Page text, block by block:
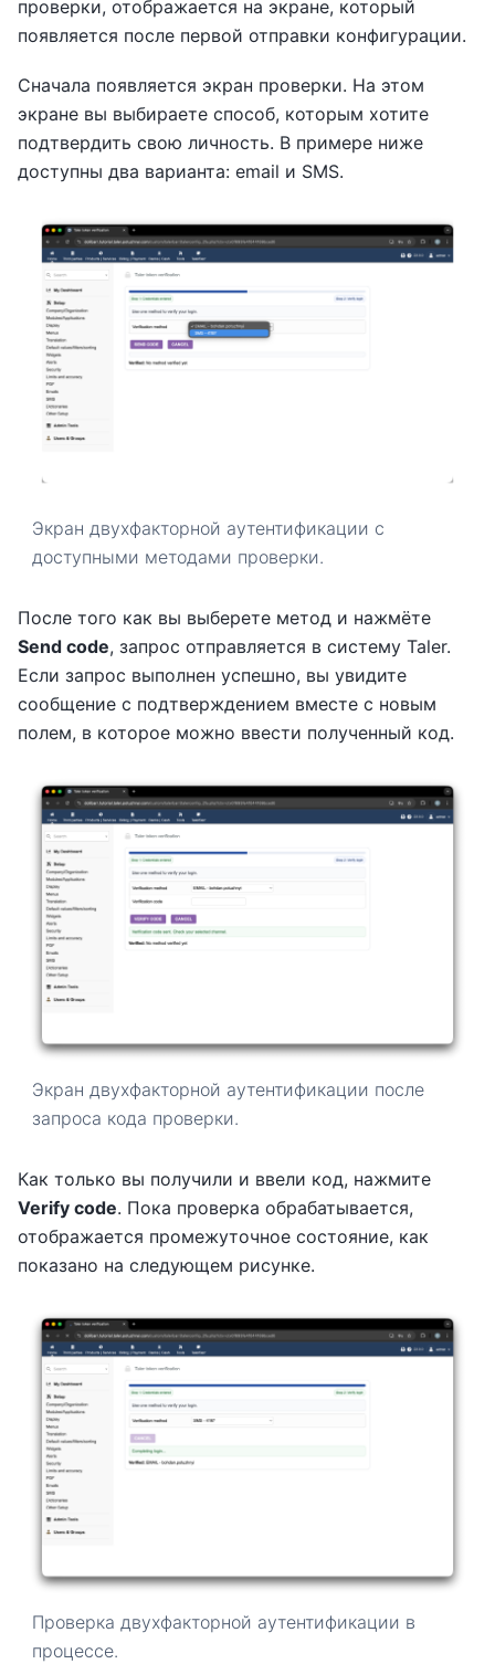
проверки, отображается на экране, который
появляется после первой отправки конфигурации.
Сначала появляется экран проверки. На этом
экране вы выбираете способ, которым хотите
подтвердить свою личность. В примере ниже
доступны два варианта: email и SMS.
Экран двухфакторной аутентификации с
доступными методами проверки.
После того как вы выберете метод и нажмёте
Send code, запрос отправляется в систему Taler.
Если запрос выполнен успешно, вы увидите
сообщение с подтверждением вместе с новым
полем, в которое можно ввести полученный код.
Экран двухфакторной аутентификации после
запроса кода проверки.
Как только вы получили и ввели код, нажмите
Verify code. Пока проверка обрабатывается,
отображается промежуточное состояние, как
показано на следующем рисунке.
Проверка двухфакторной аутентификации в
процессе.